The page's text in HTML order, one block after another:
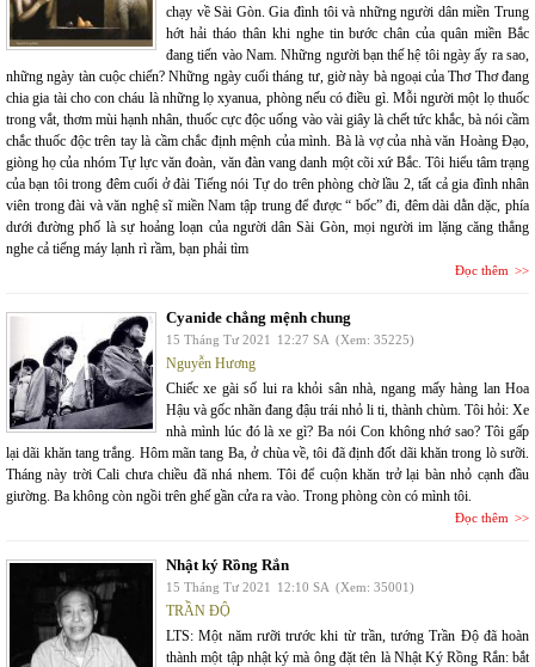
chạy về Sài Gòn. Gia đình tôi và những người dân miền Trung
hớt hải tháo thân khi nghe tin bước chân của quân miền Bắc
đang tiến vào Nam. Những người bạn thế hệ tôi ngày ấy ra sao,
những ngày tàn cuộc chiến? Những ngày cuối tháng tư, giờ này bà ngoại của Thơ Thơ đang
chia gia tài cho con cháu là những lọ xyanua, phòng nếu có điều gì. Mỗi người một lọ thuốc
trong vắt, thơm mùi hạnh nhân, thuốc cực độc uống vào vài giây là chết tức khắc, bà nói cầm
chắc thuốc độc trên tay là cầm chắc định mệnh của mình. Bà là vợ của nhà văn Hoàng Đạo,
giòng họ của nhóm Tự lực văn đoàn, văn đàn vang danh một cõi xứ Bắc. Tôi hiểu tâm trạng
của bạn tôi trong đêm cuối ở đài Tiếng nói Tự do trên phòng chờ lầu 2, tất cả gia đình nhân
viên trong đài và văn nghệ sĩ miền Nam tập trung để được “ bốc” đi, đêm dài dằn dặc, phía
dưới đường phố là sự hoảng loạn của người dân Sài Gòn, mọi người im lặng căng thẳng
nghe cả tiếng máy lạnh rì rầm, bạn phải tìm
Đọc thêm
Cyanide chẳng mệnh chung
15 Tháng Tư 2021 12:27 SA (Xem: 35225)
Nguyễn Hương
Chiếc xe gài số lui ra khỏi sân nhà, ngang mấy hàng lan Hoa
Hậu và gốc nhãn đang đậu trái nhỏ li ti, thành chùm. Tôi hỏi: Xe
nhà mình lúc đó là xe gì? Ba nói Con không nhớ sao? Tôi gấp
lại dãi khăn tang trắng. Hôm mãn tang Ba, ở chùa về, tôi đã định đốt dãi khăn trong lò sưỡi.
Tháng này trời Cali chưa chiều đã nhá nhem. Tôi để cuộn khăn trở lại bàn nhỏ cạnh đầu
giường. Ba không còn ngồi trên ghế gần cửa ra vào. Trong phòng còn có mình tôi.
Đọc thêm
Nhật ký Rồng Rắn
15 Tháng Tư 2021 12:10 SA (Xem: 35001)
TRẦN ĐỘ
LTS: Một năm rưỡi trước khi từ trần, tướng Trần Độ đã hoàn
thành một tập nhật ký mà ông đặt tên là Nhật Ký Rồng Rắn: bắt